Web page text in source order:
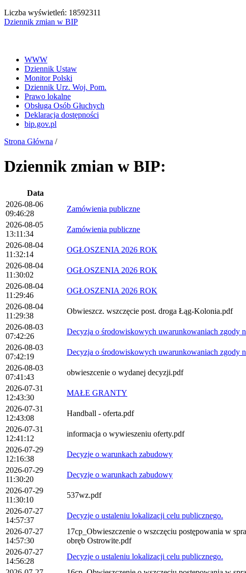
Liczba wyświetleń: 18592311
Dziennik zmian w BIP
WWW
Dziennik Ustaw
Monitor Polski
Dziennik Urz. Woj. Pom.
Prawo lokalne
Obsługa Osób Głuchych
Deklaracja dostępności
bip.gov.pl
Strona Główna /
Dziennik zmian w BIP:
Data
2026-08-06
09:46:28
Zamówienia publiczne
2026-08-05
13:11:34
Zamówienia publiczne
2026-08-04
11:32:14
OGŁOSZENIA 2026 ROK
2026-08-04
11:30:02
OGŁOSZENIA 2026 ROK
2026-08-04
11:29:46
OGŁOSZENIA 2026 ROK
2026-08-04
11:29:38
Obwieszcz. wszczęcie post. droga Łąg-Kolonia.pdf
2026-08-03
07:42:26
Decyzja o środowiskowych uwarunkowaniach zgody
2026-08-03
07:42:19
Decyzja o środowiskowych uwarunkowaniach zgody
2026-08-03
07:41:43
obwieszcenie o wydanej decyzji.pdf
2026-07-31
12:43:30
MAŁE GRANTY
2026-07-31
12:43:08
Handball - oferta.pdf
2026-07-31
12:41:12
informacja o wywieszeniu oferty.pdf
2026-07-29
12:16:38
Decyzje o warunkach zabudowy
2026-07-29
11:30:20
Decyzje o warunkach zabudowy
2026-07-29
11:30:10
537wz.pdf
2026-07-27
14:57:37
Decyzje o ustaleniu lokalizacji celu publicznego.
2026-07-27
14:57:30
17cp_Obwieszczenie o wszczęciu postępowania w
obręb Ostrowite.pdf
2026-07-27
14:56:28
Decyzje o ustaleniu lokalizacji celu publicznego.